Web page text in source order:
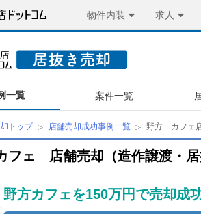
物件内装 求人
一覧 案件一覧
トップ 店舗売却成功事例一覧 野方 カフェ
ェ 店舗売却（造作譲渡・居
野方カフェを150万円で売却成